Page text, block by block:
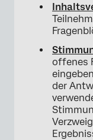
offenes
der